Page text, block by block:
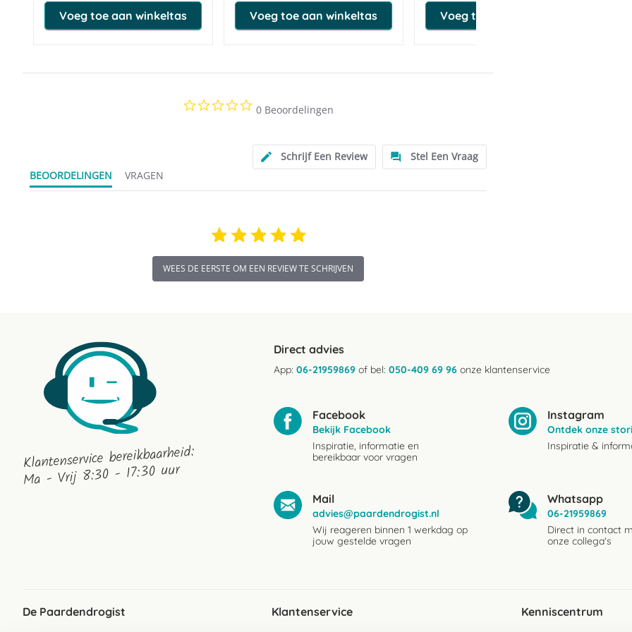
Voeg toe aan winkeltas Voeg toe aan winkeltas Voeg toe aan winkeltas
0.0
star
0 Beoordelingen
Schrijf Een Review
Stel Een Vraag
BEOORDELINGEN
VRAGEN
WEES DE EERSTE OM EEN REVIEW TE SCHRIJVEN
Klantenservice bereikbaarheid:
Ma - Vrij 8:30 - 17:30 uur
Direct advies
App: 06-21959869 of bel: 050-409 69 96 onze klantenservice
Facebook
Bekijk Facebook
Inspiratie, informatie en
bereikbaar voor vragen
Instagram
Ontdek onze
Inspiratie &
Mail
advies@paardendrogist.nl
Wij reageren binnen 1 werkdag op
jouw gestelde vragen
Whatsapp
06-21959869
Direct in contact
onze collega's
De Paardendrogist Klantenservice Kenniscentrum